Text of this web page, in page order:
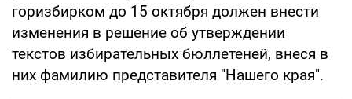
горизбирком до 15 октября должен внести
изменения в решение об утверждении
текстов избирательных бюллетеней, внеся в
них фамилию представителя "Нашего края".